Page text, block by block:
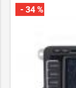
- 34 %